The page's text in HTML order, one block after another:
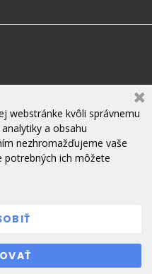
ZANECHAJTE NÁM SPRÁVU
webstránke kvôli správnemu
a obsahu
nezhromažďujeme vaše
potrebných ich môžete